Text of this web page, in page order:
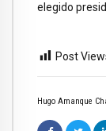
Hugo Amanque
elegido
Post